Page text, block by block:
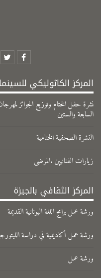
المركز الكاثوليكي للسينما
نشرة حفل الختام وتوزيع الجوائز
السابعة والستين
النشرة الصحفية الختامية
زيارات الفنانيين .المرضى
المركز الثقافي بالجيزة
ورشة عمل برامج اللغة اليونانية القديمة
ورشة عمل أكاديمية في دراسة
ورشة عمل